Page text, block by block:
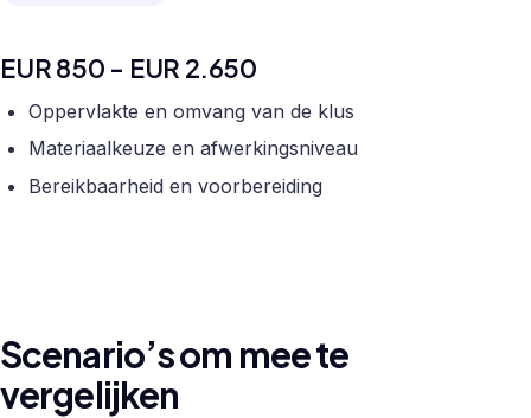
EUR 850 - EUR 2.650
Oppervlakte en omvang van de klus
Materiaalkeuze en afwerkingsniveau
Bereikbaarheid en voorbereiding
Scenario’s om mee te
vergelijken